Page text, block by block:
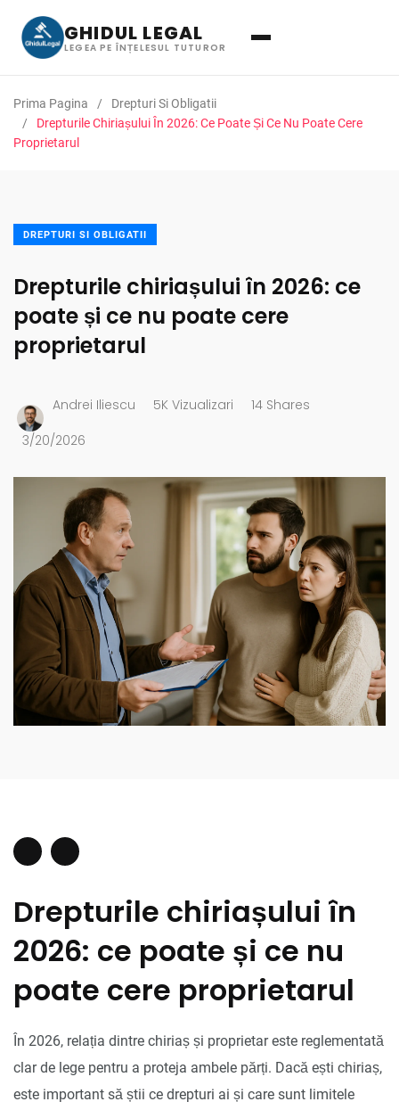
GHIDUL LEGAL
LEGEA PE ÎNȚELESUL TUTUROR
Prima Pagina
Drepturi Si Obligatii
Drepturile Chiriașului În 2026: Ce Poate Și Ce Nu Poate Cere
Proprietarul
DREPTURI SI OBLIGATII
Drepturile chiriașului în 2026: ce
poate și ce nu poate cere
proprietarul
Andrei Iliescu 5K Vizualizari 14 Shares
3/20/2026
Drepturile chiriașului în
2026: ce poate și ce nu
poate cere proprietarul
În 2026, relația dintre chiriaș și proprietar este reglementată
clar de lege pentru a proteja ambele părți. Dacă ești chiriaș,
este important să știi ce drepturi ai și care sunt limitele